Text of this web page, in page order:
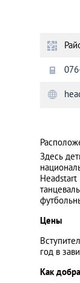
Здесь
Headstart
Цены
год в
Как